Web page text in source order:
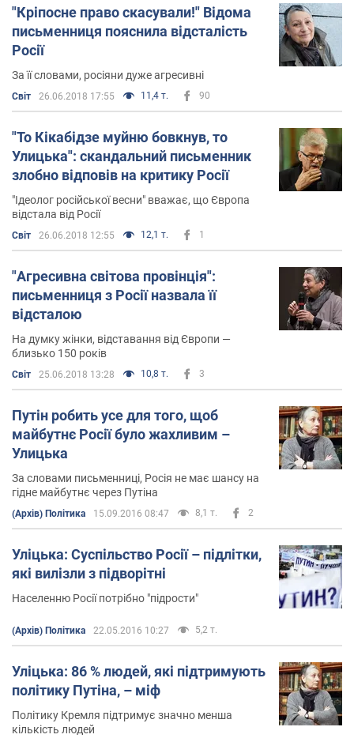
"Кріпосне право скасували!" Відома
письменниця пояснила відсталість
Росії
За її словами, росіяни дуже агресивні
Світ 26.06.2018 17:55 11,4 т. 90
"То Кікабідзе муйню бовкнув, то
Улицька": скандальний письменник
злобно відповів на критику Росії
"Ідеолог російської весни" вважає, що Європа
відстала від Росії
Світ 26.06.2018 12:55 12,1 т. 1
"Агресивна світова провінція":
письменниця з Росії назвала її
відсталою
На думку жінки, відставання від Європи —
близько 150 років
Світ 25.06.2018 13:28 10,8 т. 3
Путін робить усе для того, щоб
майбутнє Росії було жахливим –
Улицька
За словами письменниці, Росія не має шансу на
гідне майбутнє через Путіна
(Архів) Політика 15.09.2016 08:47 8,1 т. 2
Уліцька: Суспільство Росії – підлітки,
які вилізли з підворітні
Населенню Росії потрібно "підрости"
(Архів) Політика 22.05.2016 10:27 5,2 т.
Уліцька: 86 % людей, які підтримують
політику Путіна, – міф
Політику Кремля підтримує значно менша
кількість людей